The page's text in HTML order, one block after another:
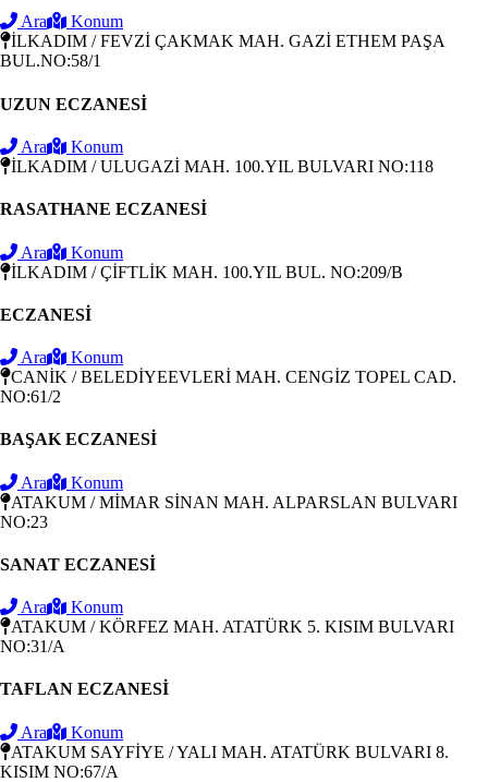
Ara
Konum
İLKADIM / FEVZİ ÇAKMAK MAH. GAZİ ETHEM PAŞA
BUL.NO:58/1
UZUN ECZANESİ
Ara
Konum
İLKADIM / ULUGAZİ MAH. 100.YIL BULVARI NO:118
RASATHANE ECZANESİ
Ara
Konum
İLKADIM / ÇİFTLİK MAH. 100.YIL BUL. NO:209/B
ECZANESİ
Ara
Konum
CANİK / BELEDİYEEVLERİ MAH. CENGİZ TOPEL CAD.
NO:61/2
BAŞAK ECZANESİ
Ara
Konum
ATAKUM / MİMAR SİNAN MAH. ALPARSLAN BULVARI
NO:23
SANAT ECZANESİ
Ara
Konum
ATAKUM / KÖRFEZ MAH. ATATÜRK 5. KISIM BULVARI
NO:31/A
TAFLAN ECZANESİ
Ara
Konum
ATAKUM SAYFİYE / YALI MAH. ATATÜRK BULVARI 8.
KISIM NO:67/A